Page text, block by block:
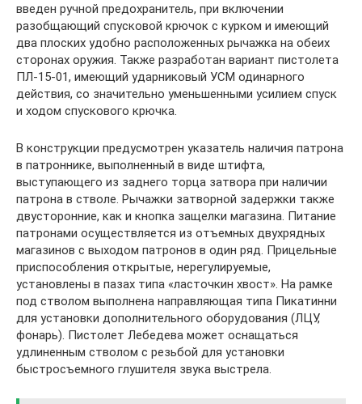
введен ручной предохранитель, при включении
разобщающий спусковой крючок с курком и имеющий
два плоских удобно расположенных рычажка на обеих
сторонах оружия. Также разработан вариант пистолета
ПЛ-15-01, имеющий ударниковый УСМ одинарного
действия, со значительно уменьшенными усилием спуск
и ходом спускового крючка.
В конструкции предусмотрен указатель наличия патрона
в патроннике, выполненный в виде штифта,
выступающего из заднего торца затвора при наличии
патрона в стволе. Рычажки затворной задержки также
двусторонние, как и кнопка защелки магазина. Питание
патронами осуществляется из отъемных двухрядных
магазинов с выходом патронов в один ряд. Прицельные
приспособления открытые, нерегулируемые,
установлены в пазах типа «ласточкин хвост». На рамке
под стволом выполнена направляющая типа Пикатинни
для установки дополнительного оборудования (ЛЦУ,
фонарь). Пистолет Лебедева может оснащаться
удлиненным стволом с резьбой для установки
быстросъемного глушителя звука выстрела.